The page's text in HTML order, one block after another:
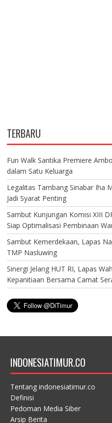
TERBARU
Fun Walk Santika Premiere
dalam Satu Keluarga
Legalitas Tambang Sinabar Iha
Jadi Syarat Penting
Sambut Kunjungan Komisi XIII
Siap Optimalisasi Pembinaan
Sambut Kemerdekaan, Lapas
TMP Nasluwing
Sinergi Jelang HUT RI, Lapas
Kepanitiaan Bersama Camat
INDONESIATIMUR.CO
Tentang indonesiatimur.co
Definisi
Pedoman Media Siber
Arsip Berita